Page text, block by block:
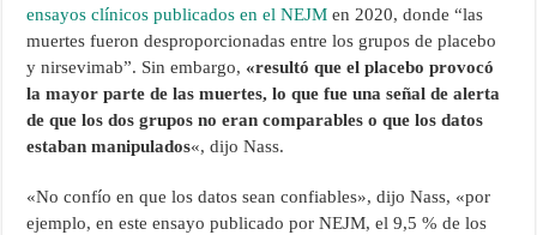
ensayos clínicos publicados en el NEJM en 2020, donde “las
muertes fueron desproporcionadas entre los grupos de placebo
y nirsevimab”. Sin embargo, «resultó que el placebo provocó
la mayor parte de las muertes, lo que fue una señal de alerta
de que los dos grupos no eran comparables o que los datos
estaban manipulados«, dijo Nass.
«No confío en que los datos sean confiables», dijo Nass, «por
ejemplo, en este ensayo publicado por NEJM, el 9,5 % de los